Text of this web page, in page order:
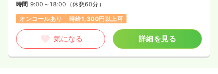
時間 9:00～18:00 （休憩60分）
オンコールあり
時給1,300円以上可
気になる 詳細を見る